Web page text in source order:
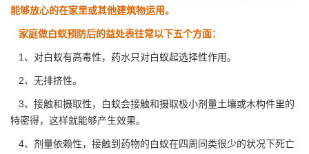
能够放心的在家里或其他建筑物运用。
家庭做白蚁预防后的益处表往常以下五个方面：
1、对白蚁有高毒性，药水只对白蚁起选择性作用。
2、无排挤性。
3、接触和摄取性，白蚁会接触和摄取极小剂量土壤或木构件里的
特密得，这样就能够产生效果。
4、剂量依赖性，接触到药物的白蚁在四周同类很少的状况下死亡